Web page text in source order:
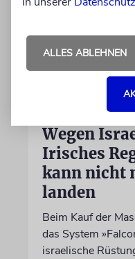
Wegen
Irisches
kann nicht
landen
Beim Kauf der
das System
israelische
ALLES ABLEHNEN